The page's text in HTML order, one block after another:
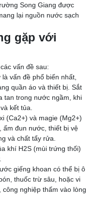
Song Giang được
lại nguồn nước sạch
gặp với
vấn đề sau:
vấn đề phổ biến nhất,
quần áo và thiết bị. Sắt
tan trong nước ngầm, khi
kết tủa.
(Ca2+) và magie (Mg2+)
ấm đun nước, thiết bị vệ
và chất tẩy rửa.
khí H2S (mùi trứng thối)
giếng khoan có thể bị ô
thuốc trừ sâu, hoặc vi
nghiệp thấm vào lòng